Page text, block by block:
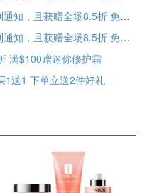
Merle Norman：订阅邮件享最新福利通知，且获赠全场8.5折 免费送好礼
Merle Norman：订阅邮件享最新福利通知，且获赠全场8.5折 免费送好礼
满$100赠迷你修护霜
1送1 下单立送2件好礼